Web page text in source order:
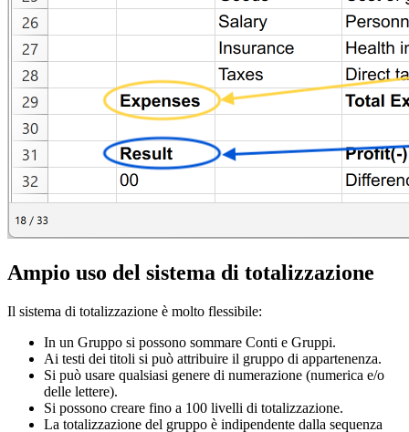
Ampio uso del sistema di totalizzazione
Il sistema di totalizzazione è molto flessibile:
In un Gruppo si possono sommare Conti e Gruppi.
Ai testi dei titoli si può attribuire il gruppo di appartenenza.
Si può usare qualsiasi genere di numerazione (numerica e/o
delle lettere).
Si possono creare fino a 100 livelli di totalizzazione.
La totalizzazione del gruppo è indipendente dalla sequenza